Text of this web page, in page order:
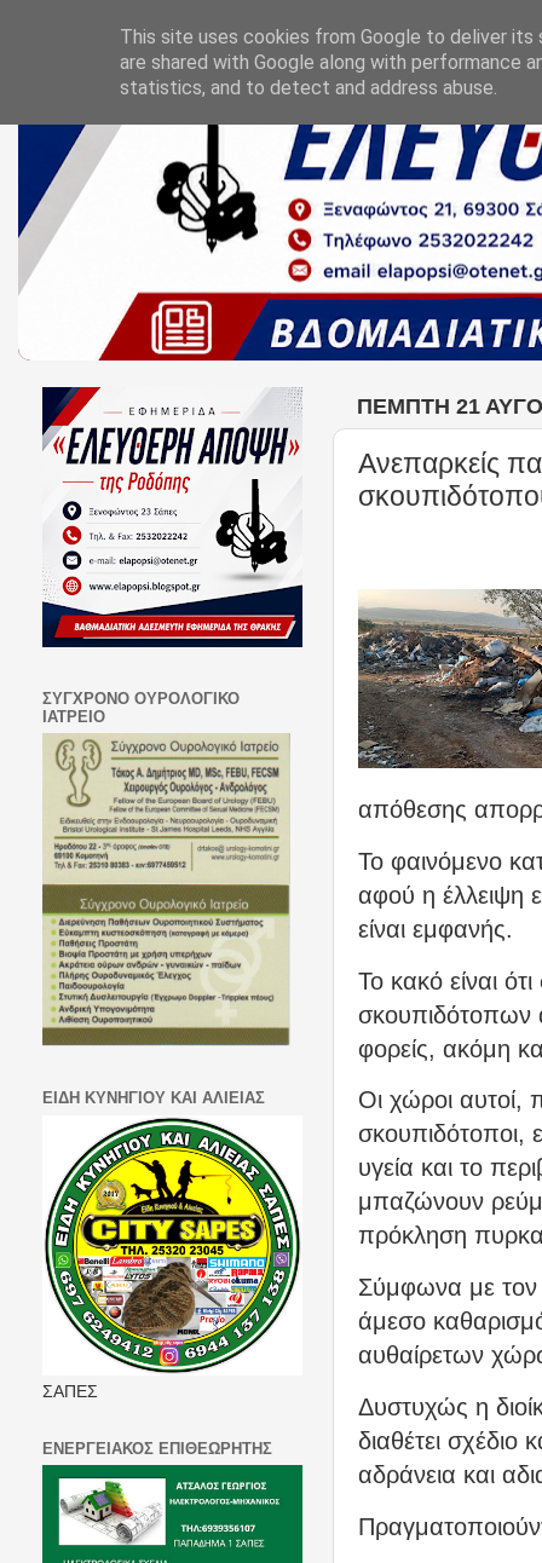
ΠΈΜΠΤΗ 21
Ανεπαρκείς
απόθεσης
Το φαινόμενο
αφού η έλλειψη
είναι εμφανής.
Το κακό είναι
σκουπιδότοπων
φορείς, ακόμη
Οι χώροι
σκουπιδότοποι,
υγεία και το
μπαζώνουν
πρόκληση
Σύμφωνα με τον
άμεσο
αυθαίρετων
Δυστυχώς η
διαθέτει σχέδιο
αδράνεια και
ΣΥΓΧΡΟΝΟ ΟΥΡΟΛΟΓΙΚΟ
ΙΑΤΡΕΙΟ
ΕΙΔΗ ΚΥΝΗΓΙΟΥ ΚΑΙ ΑΛΙΕΙΑΣ
ΣΑΠΕΣ
ΕΝΕΡΓΕΙΑΚΟΣ ΕΠΙΘΕΩΡΗΤΗΣ
This site uses cookies from Google to deliver its
are shared with Google along with performance
statistics, and to detect and address abuse.